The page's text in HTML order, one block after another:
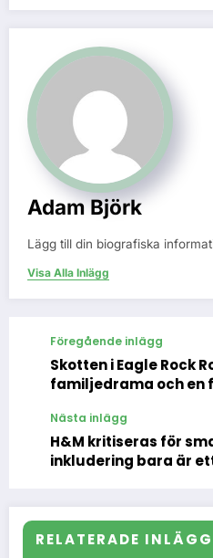
Adam Björk
Lägg till din biografiska
Visa Alla Inlägg
Föregående inlägg
Skotten i Eagle Rock
familjedrama och
Nästa inlägg
H&M kritiseras för
inkludering bara är
RELATERADE INLÄGG